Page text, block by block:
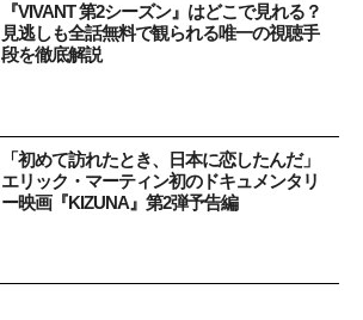
『VIVANT 第2シーズン』はどこで見れる？
見逃しも全話無料で観られる唯一の視聴手
段を徹底解説
「初めて訪れたとき、日本に恋したんだ」
エリック・マーティン初のドキュメンタリ
ー映画『KIZUNA』第2弾予告編